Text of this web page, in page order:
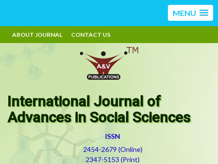
MENU
ABOUT JOURNAL CONTACT US
International Journal of
Advances in Social Sciences
ISSN
2454-2679 (Online)
2347-5153 (Print)